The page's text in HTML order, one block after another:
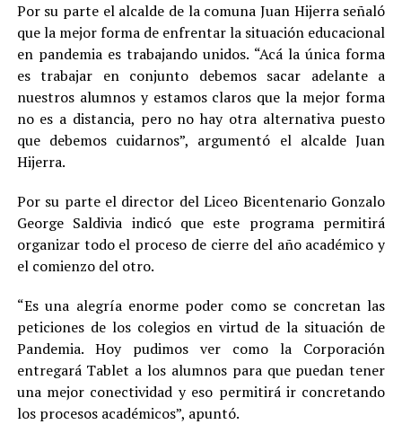
Por su parte el alcalde de la comuna Juan Hijerra señaló
que la mejor forma de enfrentar la situación educacional
en pandemia es trabajando unidos. “Acá la única forma
es trabajar en conjunto debemos sacar adelante a
nuestros alumnos y estamos claros que la mejor forma
no es a distancia, pero no hay otra alternativa puesto
que debemos cuidarnos”, argumentó el alcalde Juan
Hijerra.
Por su parte el director del Liceo Bicentenario Gonzalo
George Saldivia indicó que este programa permitirá
organizar todo el proceso de cierre del año académico y
el comienzo del otro.
“Es una alegría enorme poder como se concretan las
peticiones de los colegios en virtud de la situación de
Pandemia. Hoy pudimos ver como la Corporación
entregará Tablet a los alumnos para que puedan tener
una mejor conectividad y eso permitirá ir concretando
los procesos académicos”, apuntó.